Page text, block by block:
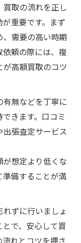
取の流れを正し
重要です。まず
需要の高い時期
頼の際には、複
高額買取のコツ
有無などを丁寧に
きます。口コミ
張査定サービス
想定より低くな
備することが満
ずに行いましょ
で、安心して買
れとコツを押さ